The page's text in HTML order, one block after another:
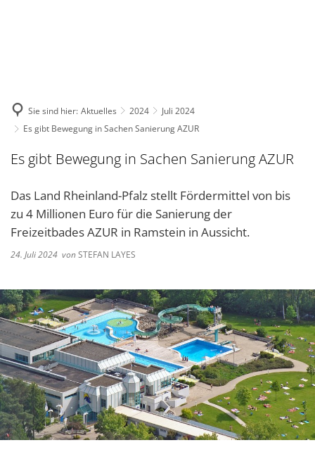
Sie sind hier: Aktuelles 2024
Juli 2024
Es gibt Bewegung in Sachen Sanierung AZUR
Es gibt Bewegung in Sachen Sanierung AZUR
Das Land Rheinland-Pfalz stellt Fördermittel von bis
zu 4 Millionen Euro für die Sanierung der
Freizeitbades AZUR in Ramstein in Aussicht.
24. Juli 2024 vonSTEFAN LAYES